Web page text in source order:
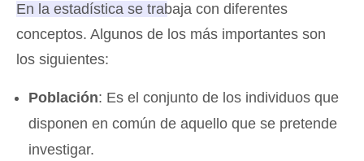
En la estadística se trabaja con diferentes
conceptos. Algunos de los más importantes son
los siguientes:
Población: Es el conjunto de los individuos que
disponen en común de aquello que se pretende
investigar.